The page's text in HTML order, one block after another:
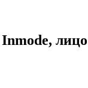
лицо